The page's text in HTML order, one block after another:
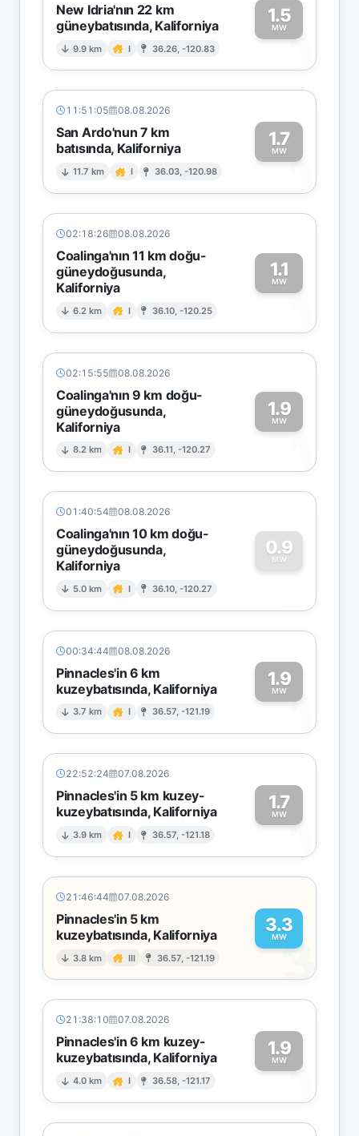
New Idria'nın 22 km
güneybatısında, Kaliforniya
9.9 km I 36.26, -120.83
1.5
MW1
11:51:05 08.08.2026
San Ardo'nun 7 km
batısında, Kaliforniya
11.7 km I 36.03, -120.98
1.7
MW1
02:18:26 08.08.2026
Coalinga'nın 11 km doğu-
güneydoğusunda,
Kaliforniya
6.2 km I 36.10, -120.25
1.1
MW
1
02:15:55 08.08.2026
Coalinga'nın 9 km doğu-
güneydoğusunda,
Kaliforniya
8.2 km I 36.11, -120.27
1.9
MW
1
01:40:54 08.08.2026
Coalinga'nın 10 km doğu-
güneydoğusunda,
Kaliforniya
5.0 km I 36.10, -120.27
0.9
MW
0
00:34:44 08.08.2026
Pinnacles'in 6 km
kuzeybatısında, Kaliforniya
3.7 km I 36.57, -121.19
1.9
MW1
22:52:24 07.08.2026
Pinnacles'in 5 km kuzey-
kuzeybatısında, Kaliforniya
3.9 km I 36.57, -121.18
1.7
MW1
21:46:44 07.08.2026
Pinnacles'in 5 km
kuzeybatısında, Kaliforniya
3.8 km III 36.57, -121.19
3.3
MW
3
21:38:10 07.08.2026
Pinnacles'in 6 km kuzey-
kuzeybatısında, Kaliforniya
4.0 km I 36.58, -121.17
1.9
MW1